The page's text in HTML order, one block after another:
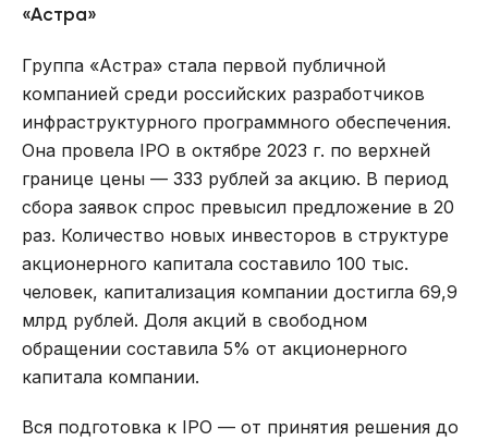
«Астра»
Группа «Астра» стала первой публичной
компанией среди российских разработчиков
инфраструктурного программного обеспечения.
Она провела IPO в октябре 2023 г. по верхней
границе цены — 333 рублей за акцию. В период
сбора заявок спрос превысил предложение в 20
раз. Количество новых инвесторов в структуре
акционерного капитала составило 100 тыс.
человек, капитализация компании достигла 69,9
млрд рублей. Доля акций в свободном
обращении составила 5% от акционерного
капитала компании.
Вся подготовка к IPO — от принятия решения до